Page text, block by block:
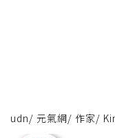
udn/ 元氣網/ 作家/